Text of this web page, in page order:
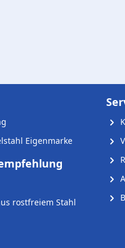
Eigenmarke
rostfreiem Stahl